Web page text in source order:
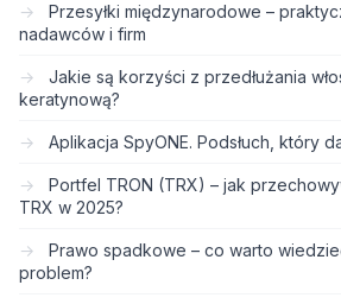
Przesyłki międzynarodowe –
nadawców i firm
Jakie są korzyści z przedłużania
keratynową?
Aplikacja SpyONE. Podsłuch, który
Portfel TRON (TRX) – jak
TRX w 2025?
Prawo spadkowe – co warto
problem?